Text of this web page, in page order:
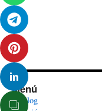
Menú
Blog